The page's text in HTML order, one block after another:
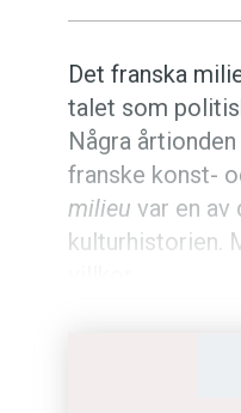
Det franska
talet som
Några
franske konst-
milieu var en av
kulturhistorien.
förhållanden;